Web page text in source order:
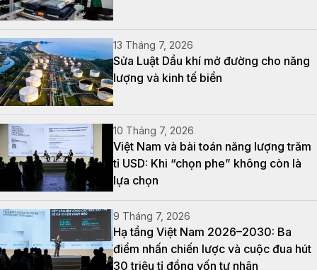
13 Tháng 7, 2026
Sửa Luật Dầu khí mở đường cho năng
lượng và kinh tế biển
10 Tháng 7, 2026
Việt Nam và bài toán năng lượng trăm
tỉ USD: Khi “chọn phe” không còn là
lựa chọn
9 Tháng 7, 2026
Hạ tầng Việt Nam 2026–2030: Ba
điểm nhấn chiến lược và cuộc đua hút
30 triệu tỉ đồng vốn tư nhân